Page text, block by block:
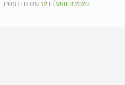
POSTED ON 12 FÉVRIER 2020